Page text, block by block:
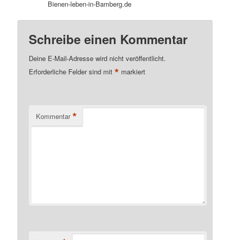
Bienen-leben-in-Bamberg.de
Schreibe einen Kommentar
Deine E-Mail-Adresse wird nicht veröffentlicht.
Erforderliche Felder sind mit* markiert
Kommentar *